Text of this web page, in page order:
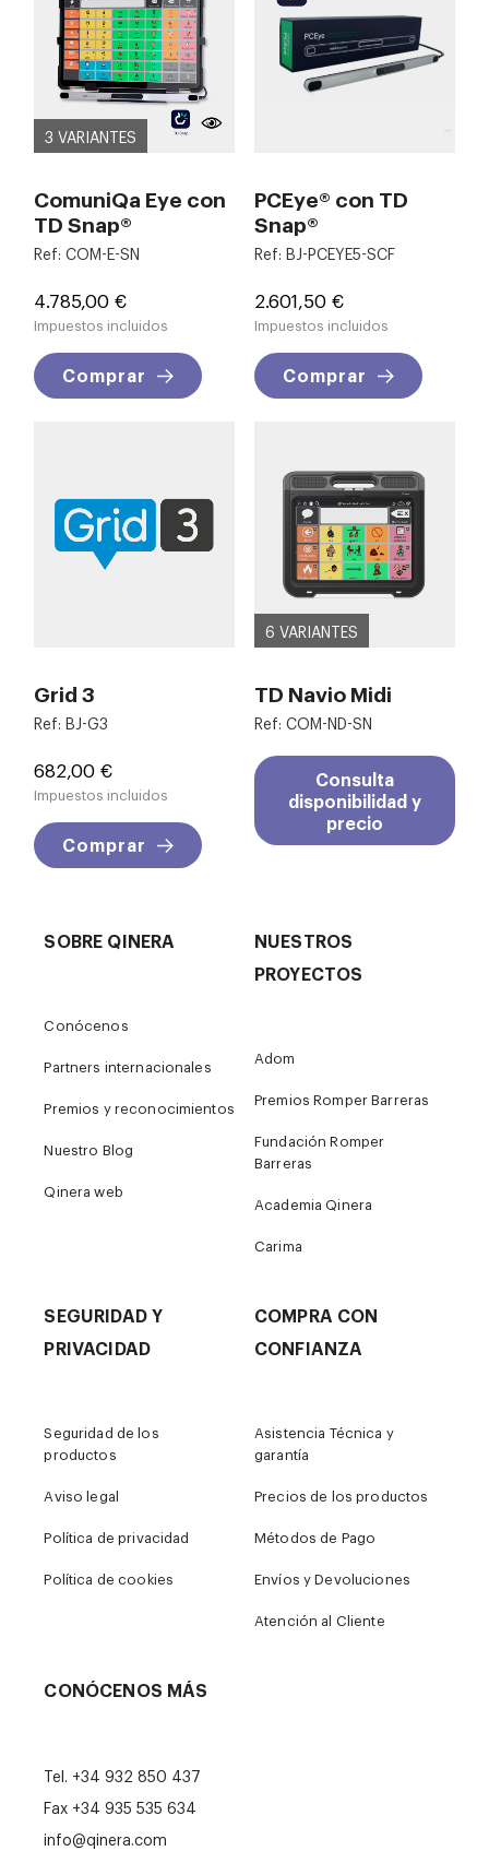
3 VARIANTES
ComuniQa Eye con
TD Snap®
Ref: COM-E-SN
Precio
4.785,00 €
Impuestos incluidos
Comprar
PCEye® con TD
Snap®
Ref: BJ-PCEYE5-SCF
Precio
2.601,50 €
Impuestos incluidos
Comprar
Grid 3
Ref: BJ-G3
Precio
682,00 €
Impuestos incluidos
Comprar
6 VARIANTES
TD Navio Midi
Ref: COM-ND-SN
Consulta
disponibilidad y
precio
SOBRE QINERA
Conócenos
Partners internacionales
Premios y reconocimientos
Nuestro Blog
Qinera web
NUESTROS
PROYECTOS
Adom
Premios Romper Barreras
Fundación Romper
Barreras
Academia Qinera
Carima
SEGURIDAD Y
PRIVACIDAD
Seguridad de los
productos
Aviso legal
Política de privacidad
Política de cookies
COMPRA CON
CONFIANZA
Asistencia Técnica y
garantía
Precios de los productos
Métodos de Pago
Envíos y Devoluciones
Atención al Cliente
CONÓCENOS MÁS
Tel. +34 932 850 437
Fax +34 935 535 634
info@qinera.com